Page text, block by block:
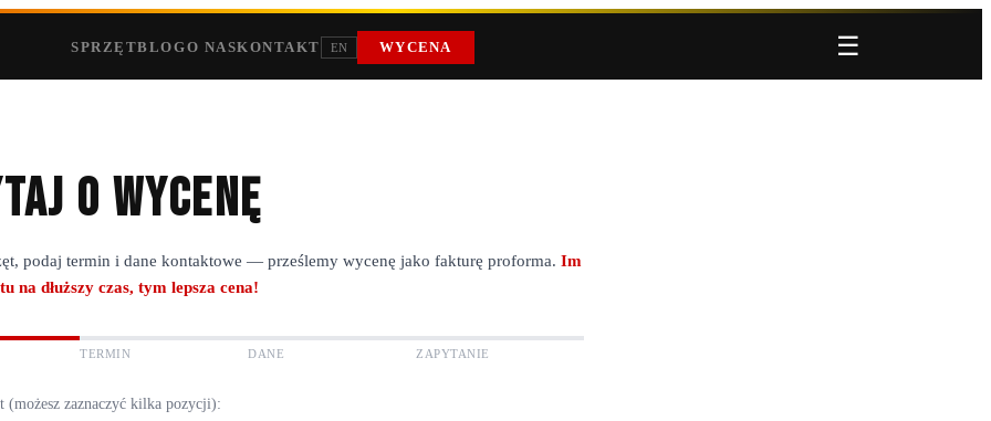
SPRZĘTBLOGO NASKONTAKT EN WYCENA ☰
o wycenę
podaj termin i dane kontaktowe — prześlemy wycenę jako fakturę proforma. Im
na dłuższy czas, tym lepsza cena!
TERMIN DANE ZAPYTANIE
(możesz zaznaczyć kilka pozycji):